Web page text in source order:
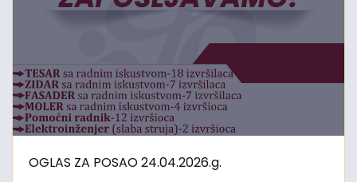
OGLAS ZA POSAO 24.04.2026.g.